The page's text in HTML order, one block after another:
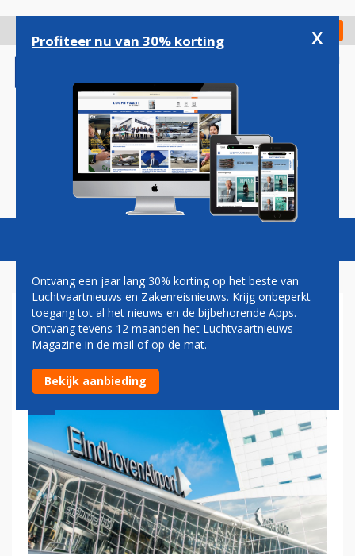
gaan
Check in
Magazine Podcasts Vacatures
'VERZIEKTE VERHOUDINGEN'
IN TOP EINDHOVEN AIRPORT
Profiteer nu van 30% korting x
Ontvang een jaar lang 30% korting op het beste van
Luchtvaartnieuws en Zakenreisnieuws. Krijg onbeperkt
toegang tot al het nieuws en de bijbehorende Apps.
Ontvang tevens 12 maanden het Luchtvaartnieuws
Magazine in de mail of op de mat.
Bekijk aanbieding